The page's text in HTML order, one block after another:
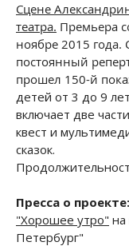
Сцене
театра. Премьера
ноябре 2015 года.
постоянный
прошел 150-й
детей от 3 до 9
включает две
квест и
сказок.
Пресса о проекте:
"Хорошее утро" на
Петербург"